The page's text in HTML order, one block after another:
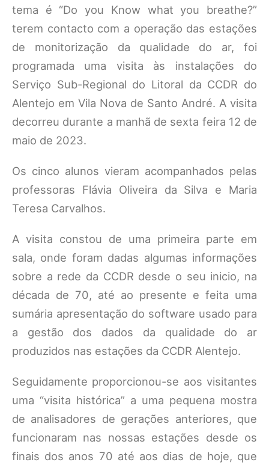
tema é “Do you Know what you breathe?”
terem contacto com a operação das estações
de monitorização da qualidade do ar, foi
programada uma visita às instalações do
Serviço Sub-Regional do Litoral da CCDR do
Alentejo em Vila Nova de Santo André. A visita
decorreu durante a manhã de sexta feira 12 de
maio de 2023.
Os cinco alunos vieram acompanhados pelas
professoras Flávia Oliveira da Silva e Maria
Teresa Carvalhos.
A visita constou de uma primeira parte em
sala, onde foram dadas algumas informações
sobre a rede da CCDR desde o seu inicio, na
década de 70, até ao presente e feita uma
sumária apresentação do software usado para
a gestão dos dados da qualidade do ar
produzidos nas estações da CCDR Alentejo.
Seguidamente proporcionou-se aos visitantes
uma “visita histórica” a uma pequena mostra
de analisadores de gerações anteriores, que
funcionaram nas nossas estações desde os
finais dos anos 70 até aos dias de hoje, que